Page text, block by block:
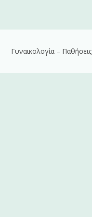
Γυναικολογία – Παθήσεις